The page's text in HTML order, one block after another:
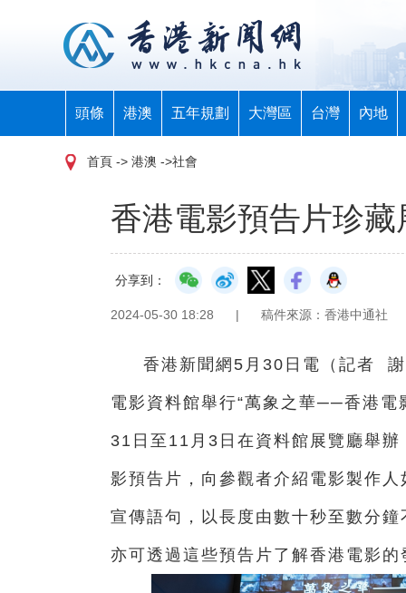
頭條 港澳 五年規劃 大灣區 台灣 內地
首頁 -> 港澳 ->社會
香港電影預告片珍
分享到：
2024-05-30 18:28 | 稿件來源：香港中通社
香港新聞網5月30日電（ 記者
電影資料館舉行“萬象之華──香港電
31日至11月3日在資料館展覽廳舉
影預告片，向參觀者介紹電影製作
宣傳語句，以長度由數十秒至數分
亦可透過這些預告片了解香港電影的